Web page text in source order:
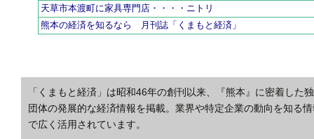
天草市本渡町に家具専門店・・・・ニトリ
熊本の経済を知るなら 月刊誌「くまもと経済」
「くまもと経済」は昭和46年の創刊以来、『熊本』に密着し
団体の発展的な経済情報を掲載。業界や特定企業の動向を知る
で広く活用されています。